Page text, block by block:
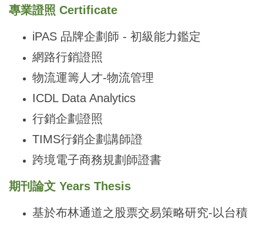
專業證照 Certificate
iPAS 品牌企劃師 - 初級能力鑑定
網路行銷證照
物流運籌人才-物流管理
ICDL Data Analytics
行銷企劃證照
TIMS行銷企劃講師證
跨境電子商務規劃師證書
期刊論文 Years Thesis
基於布林通道之股票交易策略研究-以台積